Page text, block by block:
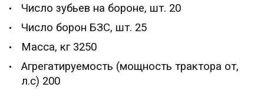
Число зубьев на бороне, шт. 20
Число борон БЗС, шт. 25
Масса, кг 3250
Агрегатируемость (мощность трактора от,
л.с) 200